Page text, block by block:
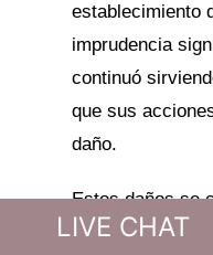
establecimiento
imprudencia
continuó
que sus
daño.
Estos daños se
punitivos o
LIVE CHAT